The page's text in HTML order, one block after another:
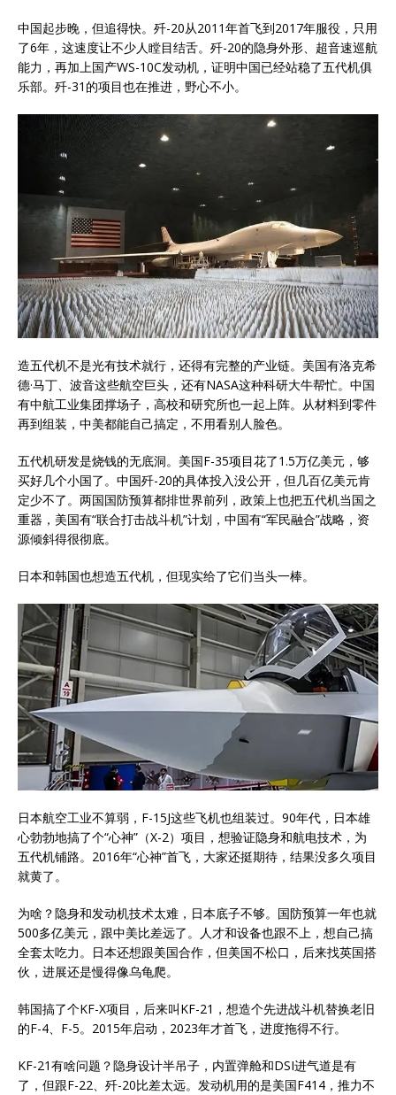
中国起步晚，但追得快。歼-20从2011年首飞到2017年服役，只用
了6年，这速度让不少人瞠目结舌。歼-20的隐身外形、超音速巡航
能力，再加上国产WS-10C发动机，证明中国已经站稳了五代机俱
乐部。歼-31的项目也在推进，野心不小。
造五代机不是光有技术就行，还得有完整的产业链。美国有洛克希
德·马丁、波音这些航空巨头，还有NASA这种科研大牛帮忙。中国
有中航工业集团撑场子，高校和研究所也一起上阵。从材料到零件
再到组装，中美都能自己搞定，不用看别人脸色。
五代机研发是烧钱的无底洞。美国F-35项目花了1.5万亿美元，够
买好几个小国了。中国歼-20的具体投入没公开，但几百亿美元肯
定少不了。两国国防预算都排世界前列，政策上也把五代机当国之
重器，美国有“联合打击战斗机”计划，中国有“军民融合”战略，资
源倾斜得很彻底。
日本和韩国也想造五代机，但现实给了它们当头一棒。
日本航空工业不算弱，F-15J这些飞机也组装过。90年代，日本雄
心勃勃地搞了个“心神”（X-2）项目，想验证隐身和航电技术，为
五代机铺路。2016年“心神”首飞，大家还挺期待，结果没多久项目
就黄了。
为啥？隐身和发动机技术太难，日本底子不够。国防预算一年也就
500多亿美元，跟中美比差远了。人才和设备也跟不上，想自己搞
全套太吃力。日本还想跟美国合作，但美国不松口，后来找英国搭
伙，进展还是慢得像乌龟爬。
韩国搞了个KF-X项目，后来叫KF-21，想造个先进战斗机替换老旧
的F-4、F-5。2015年启动，2023年才首飞，进度拖得不行。
KF-21有啥问题？隐身设计半吊子，内置弹舱和DSI进气道是有
了，但跟F-22、歼-20比差太远。发动机用的是美国F414，推力不